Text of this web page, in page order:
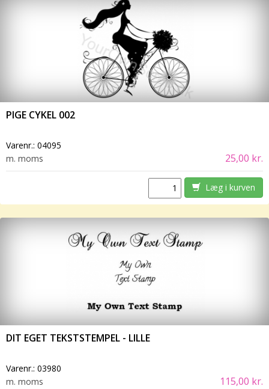
PIGE CYKEL 002
Varenr.: 04095
m. moms
25,00 kr.
Læg i kurven
DIT EGET TEKSTSTEMPEL - LILLE
Varenr.: 03980
m. moms
115,00 kr.